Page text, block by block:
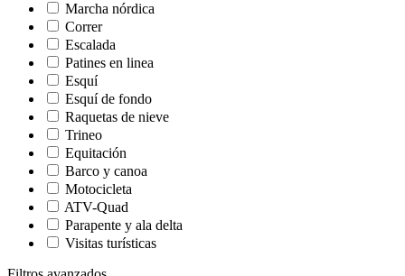
Marcha nórdica
Correr
Escalada
Patines en linea
Esquí
Esquí de fondo
Raquetas de nieve
Trineo
Equitación
Barco y canoa
Motocicleta
ATV-Quad
Parapente y ala delta
Visitas turísticas